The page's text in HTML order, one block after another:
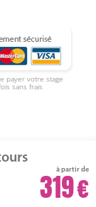
payer votre stage
sans frais
à partir de
319